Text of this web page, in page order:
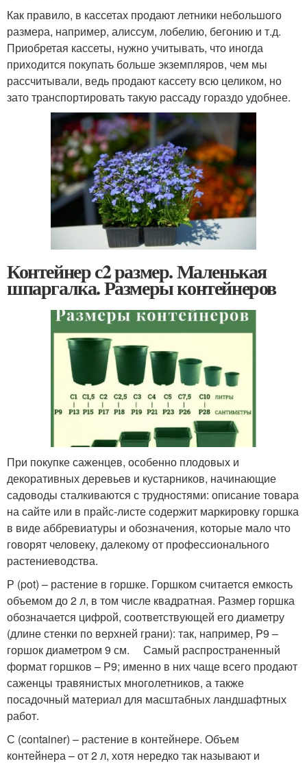
Как правило, в кассетах продают летники небольшого
размера, например, алиссум, лобелию, бегонию и т.д.
Приобретая кассеты, нужно учитывать, что иногда
приходится покупать больше экземпляров, чем мы
рассчитывали, ведь продают кассету всю целиком, но
зато транспортировать такую рассаду гораздо удобнее.
Контейнер с2 размер. Маленькая
шпаргалка. Размеры контейнеров
При покупке саженцев, особенно плодовых и
декоративных деревьев и кустарников, начинающие
садоводы сталкиваются с трудностями: описание товара
на сайте или в прайс-листе содержит маркировку горшка
в виде аббревиатуры и обозначения, которые мало что
говорят человеку, далекому от профессионального
растениеводства.
Р (pot) – растение в горшке. Горшком считается емкость
объемом до 2 л, в том числе квадратная. Размер горшка
обозначается цифрой, соответствующей его диаметру
(длине стенки по верхней грани): так, например, P9 –
горшок диаметром 9 см. ⠀ Самый распространенный
формат горшков – Р9; именно в них чаще всего продают
саженцы травянистых многолетников, а также
посадочный материал для масштабных ландшафтных
работ. ⠀
С (container) – растение в контейнере. Объем
контейнера – от 2 л, хотя нередко так называют и